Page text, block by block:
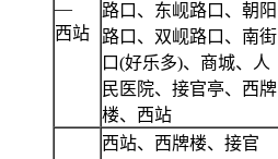
—
西站
路口、东岘路口、朝阳
路口、双岘路口、南街
口(好乐多)、商城、人
民医院、接官亭、西牌
楼、西站
西站、西牌楼、接官